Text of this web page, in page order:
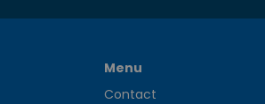
Menu
Contact